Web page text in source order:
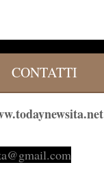
CONTATTI
il.com